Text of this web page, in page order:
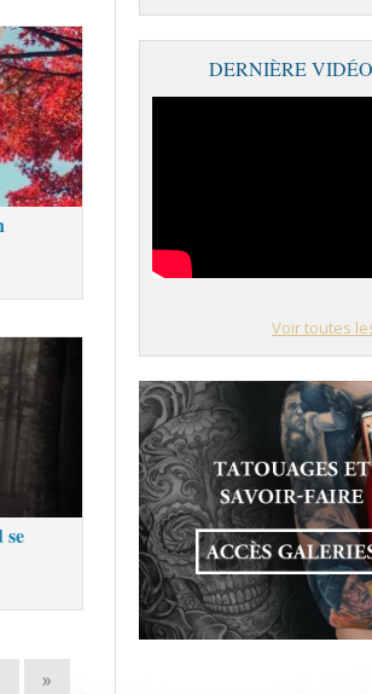
se
»
DERNIÈRE VIDÉO
Voir toutes